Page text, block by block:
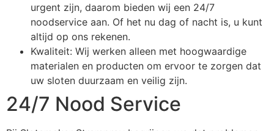
urgent zijn, daarom bieden wij een 24/7
noodservice aan. Of het nu dag of nacht is, u kunt
altijd op ons rekenen.
Kwaliteit: Wij werken alleen met hoogwaardige
materialen en producten om ervoor te zorgen dat
uw sloten duurzaam en veilig zijn.
24/7 Nood Service